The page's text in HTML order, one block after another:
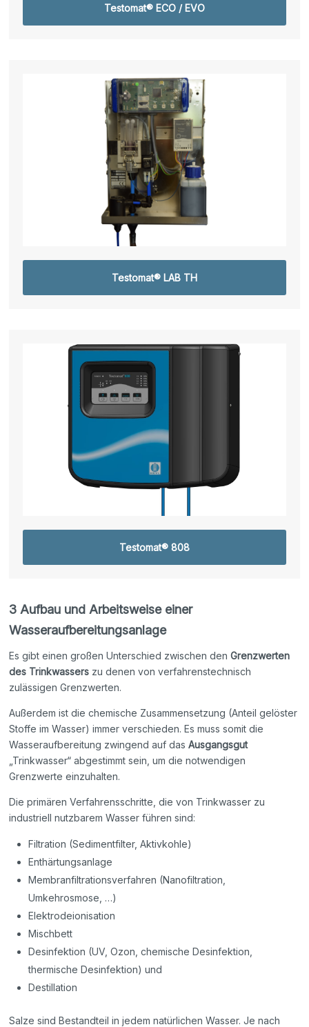
Testomat® ECO / EVO
Testomat® LAB TH
Testomat® 808
3 Aufbau und Arbeitsweise einer
Wasseraufbereitungsanlage
Es gibt einen großen Unterschied zwischen denGrenzwerten
des Trinkwassers zu denen von verfahrenstechnisch
zulässigen Grenzwerten.
Außerdem ist die chemische Zusammensetzung (Anteil gelöster
Stoffe im Wasser) immer verschieden. Es muss somit die
Wasseraufbereitung zwingend auf dasAusgangsgut
„Trinkwasser“ abgestimmt sein, um die notwendigen
Grenzwerte einzuhalten.
Die primären Verfahrensschritte, die von Trinkwasser zu
industriell nutzbarem Wasser führen sind:
Filtration (Sedimentfilter, Aktivkohle)
Enthärtungsanlage
Membranfiltrationsverfahren (Nanofiltration,
Umkehrosmose, …)
Elektrodeionisation
Mischbett
Desinfektion (UV, Ozon, chemische Desinfektion,
thermische Desinfektion) und
Destillation
Salze sind Bestandteil in jedem natürlichen Wasser. Je nach